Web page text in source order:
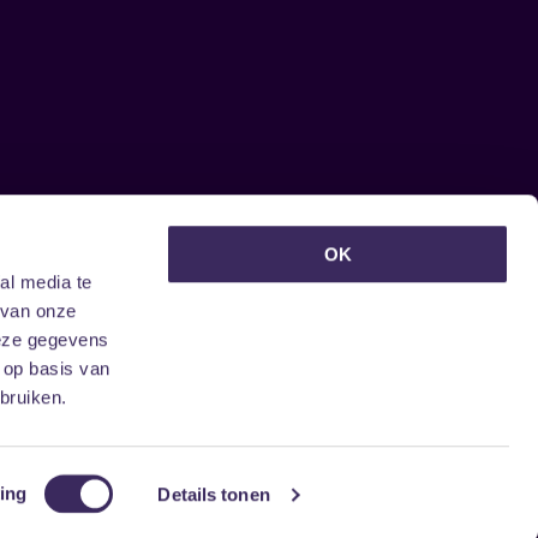
media te
onze
gegevens
basis van
Details tonen
OK
ontvangen?